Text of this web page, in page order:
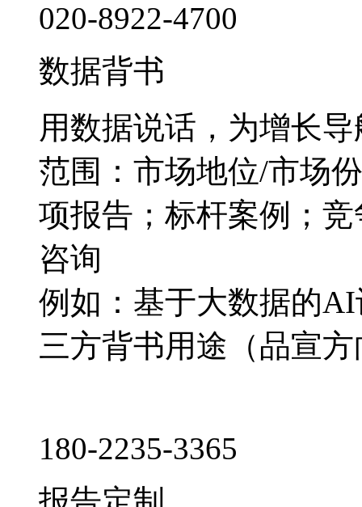
020-8922-4700
数据背书
用数据说话，为增长导
范围：市场地位/市场
项报告；标杆案例；
咨询
例如：基于大数据的
三方背书用途（品宣
180-2235-3365